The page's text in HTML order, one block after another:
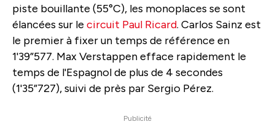
piste bouillante (55°C), les monoplaces se sont
élancées sur le circuit Paul Ricard. Carlos Sainz est
le premier à fixer un temps de référence en
1'39”577. Max Verstappen efface rapidement le
temps de l'Espagnol de plus de 4 secondes
(1'35”727), suivi de près par Sergio Pérez.
Publicité